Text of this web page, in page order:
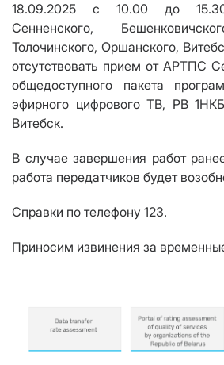
18.09.2025 с 10.00 до
Сенненского,
Толочинского, Оршанского,
отсутствовать прием от АРТПС
общедоступного пакета
эфирного цифрового ТВ, РВ
Витебск.
В случае завершения работ
работа передатчиков будет
Справки по телефону 123.
Приносим извинения за